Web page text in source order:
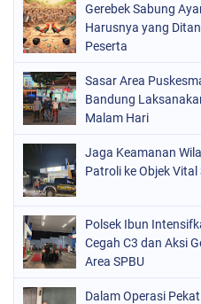
Gerebek Sabung
Harusnya yang
Peserta
Sasar Area
Bandung
Malam Hari
Jaga Keamanan
Patroli ke Objek
Polsek Ibun
Cegah C3 dan Aksi
Area SPBU
Dalam Operasi